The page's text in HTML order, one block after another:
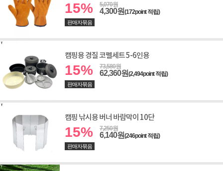
15% 5,070원
4,300원(172point 적립)
판매자묶음
캠핑용 경질 코펠세트 5-6인용
15% 73,580원
62,360원(2,494point 적립)
판매자묶음
캠핑 낚시용 버너 바람막이 10단
15% 7,250원
6,140원(246point 적립)
판매자묶음